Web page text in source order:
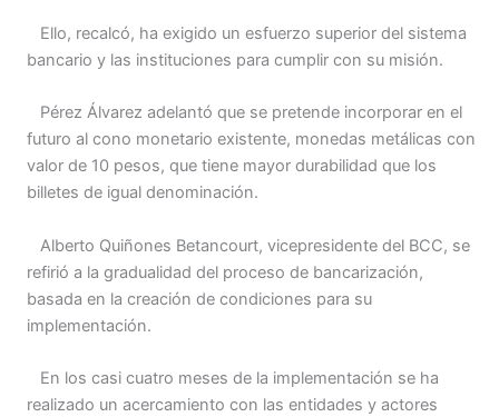
Ello, recalcó, ha exigido un esfuerzo superior del sistema
bancario y las instituciones para cumplir con su misión.
Pérez Álvarez adelantó que se pretende incorporar en el
futuro al cono monetario existente, monedas metálicas con
valor de 10 pesos, que tiene mayor durabilidad que los
billetes de igual denominación.
Alberto Quiñones Betancourt, vicepresidente del BCC, se
refirió a la gradualidad del proceso de bancarización,
basada en la creación de condiciones para su
implementación.
En los casi cuatro meses de la implementación se ha
realizado un acercamiento con las entidades y actores